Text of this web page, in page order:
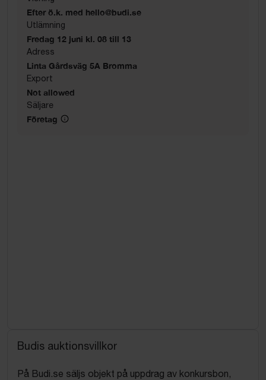
Efter ö.k. med hello@budi.se
Utlämning
Fredag 12 juni kl. 08 till 13
Adress
Linta Gårdsväg 5A Bromma
Export
Not allowed
Säljare
Företag
Budis auktionsvillkor
På Budi.se säljs objekt på uppdrag av konkursbon,